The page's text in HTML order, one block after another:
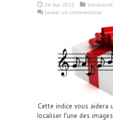
24 mai 2012
Laisser un commentaire
Cette indice vous aidera
localiser l’une des